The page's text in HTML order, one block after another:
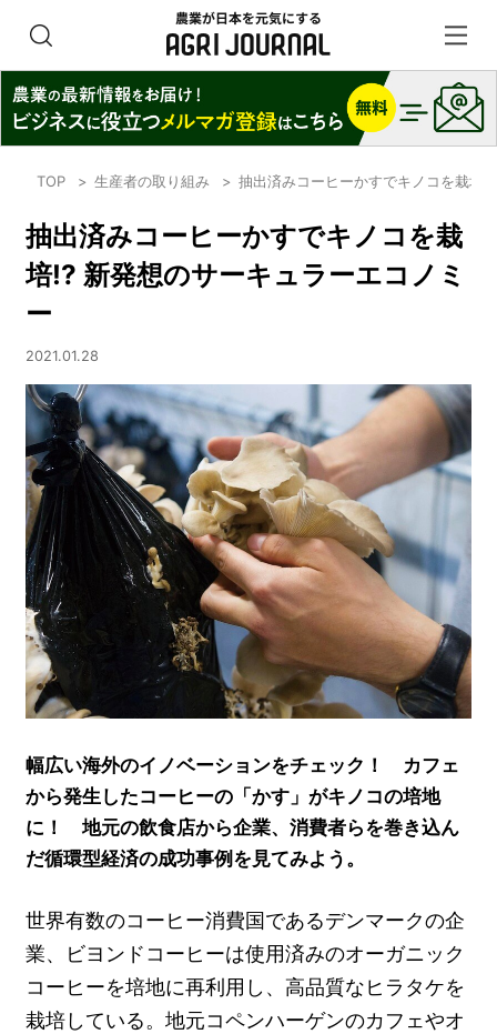
TOP 生産者の取り組み 抽出済みコーヒーかすでキノコを栽培
抽出済みコーヒーかすでキノコを栽
培!? 新発想のサーキュラーエコノミ
ー
2021.01.28
幅広い海外のイノベーションをチェック！ カフェ
から発生したコーヒーの「かす」がキノコの培地
に！ 地元の飲食店から企業、消費者らを巻き込ん
だ循環型経済の成功事例を見てみよう。
世界有数のコーヒー消費国であるデンマークの企
業、ビヨンドコーヒーは使用済みのオーガニック
コーヒーを培地に再利用し、高品質なヒラタケを
栽培している。地元コペンハーゲンのカフェやオ